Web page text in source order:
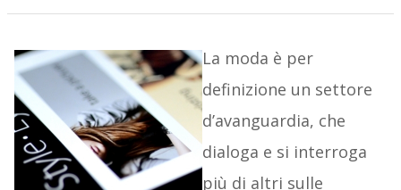
La moda è per
definizione un settore
d’avanguardia, che
dialoga e si interroga
più di altri sulle